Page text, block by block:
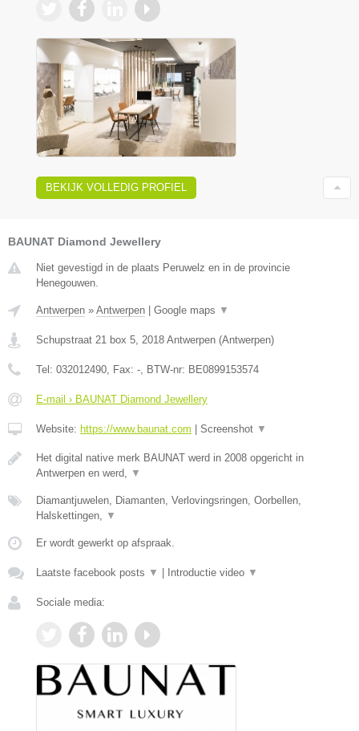
BEKIJK VOLLEDIG PROFIEL
BAUNAT Diamond Jewellery
Niet gevestigd in de plaats Peruwelz en in de provincie
Henegouwen.
Antwerpen » Antwerpen Google maps ▼
Schupstraat 21 box 5 2018 Antwerpen (Antwerpen)
Tel: 032012490 , Fax: - , BTW-nr: BE0899153574
E-mail › BAUNAT Diamond Jewellery
Website: https://www.baunat.com Screenshot ▼
Het digital native merk BAUNAT werd in 2008 opgericht in
Antwerpen en werd,
▼
Diamantjuwelen, Diamanten, Verlovingsringen, Oorbellen,
Halskettingen,
▼
Er wordt gewerkt op afspraak.
Laatste facebook posts ▼ Introductie video ▼
Sociale media: